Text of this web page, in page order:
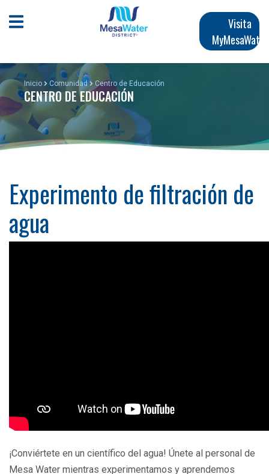
Navegación
Abrir menú móvil
Visita
MyMesaWater
Inicio Comunidad Centro de Educación
CENTRO DE EDUCACIÓN
Experimento de filtración de
agua
¡Conviértete en un científico del agua! Únete al personal de
Mesa Water mientras experimentamos y aprendemos